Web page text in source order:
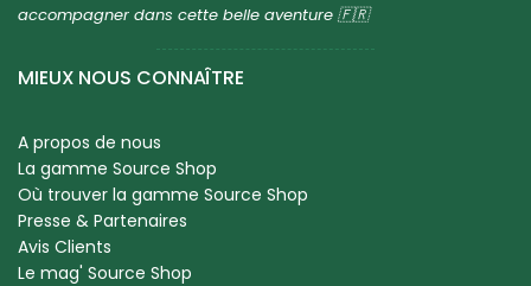
accompagner dans cette belle aventure 🇫🇷
MIEUX NOUS CONNAÎTRE
A propos de nous
La gamme Source Shop
Où trouver la gamme Source Shop
Presse & Partenaires
Avis Clients
Le mag' Source Shop